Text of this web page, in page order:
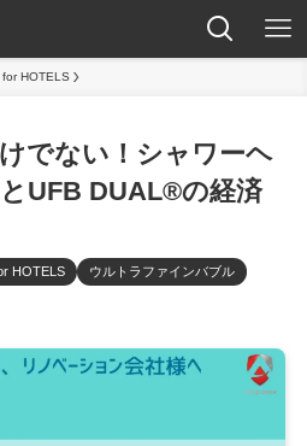
HOTELS
でない！シャワーヘ
UFB DUAL®の経済
HOTELS ウルトラファインバブル